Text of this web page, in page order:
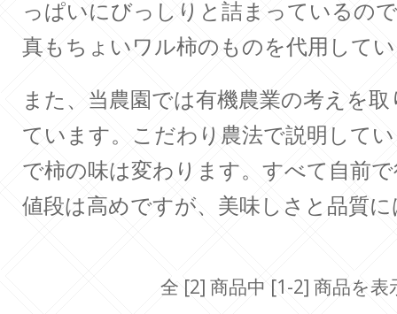
っぱいにびっしりと詰まっているの
真もちょいワル柿のものを代用して
また、当農園では有機農業の考えを
ています。こだわり農法で説明して
で柿の味は変わります。すべて自前
値段は高めですが、美味しさと品質
全 [2] 商品中 [1-2] 商品を